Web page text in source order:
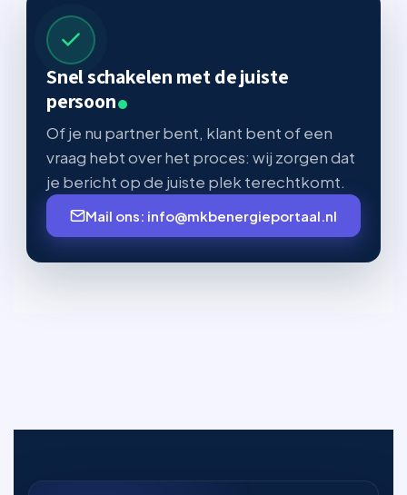
Snel schakelen met de juiste
persoon
Of je nu partner bent, klant bent of een
vraag hebt over het proces: wij zorgen dat
je bericht op de juiste plek terechtkomt.
Mail ons: info@mkbenergieportaal.nl